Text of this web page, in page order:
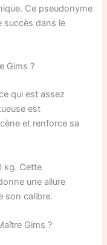
Ce pseudonyme
succès dans le
Gims ?
qui est assez
est
et renforce sa
kg. Cette
une allure
son calibre.
Gims ?